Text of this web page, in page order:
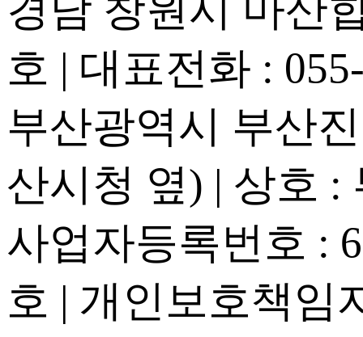
호 | 대표전화 :
부산광역시 부산
산시청 옆) | 상호 :
사업자등록번호 :
호 | 개인보호책임